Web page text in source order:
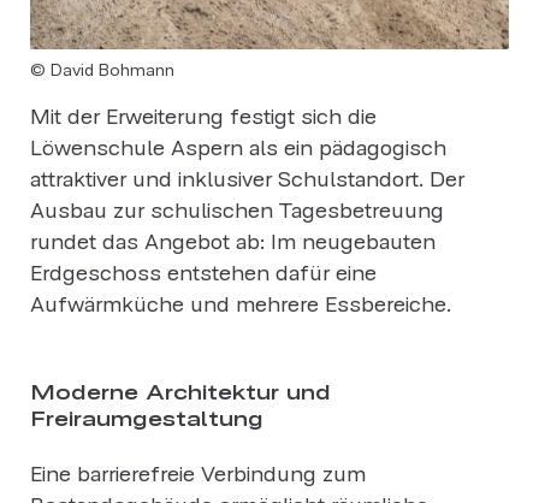
© David Bohmann
Mit der Erweiterung festigt sich die
Löwenschule Aspern als ein pädagogisch
attraktiver und inklusiver Schulstandort. Der
Ausbau zur schulischen Tagesbetreuung
rundet das Angebot ab: Im neugebauten
Erdgeschoss entstehen dafür eine
Aufwärmküche und mehrere Essbereiche.
Moderne Architektur und
Freiraumgestaltung
Eine barrierefreie Verbindung zum